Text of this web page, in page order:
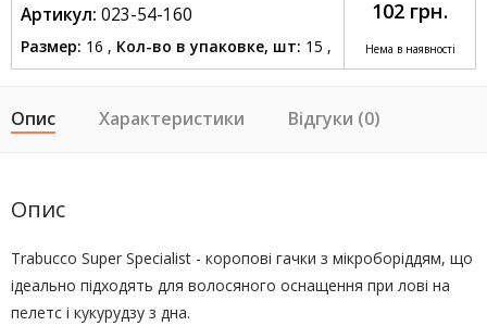
Артикул: 023-54-160
Размер: 16 , Кол-во в упаковке, шт: 15 ,
102 грн.
Нема в наявності
Опис Характеристики Відгуки (0)
Опис
Trabucco Super Specialist - коропові гачки з мікроборіддям, що
ідеально підходять для волосяного оснащення при лові на
пелетс і кукурудзу з дна.